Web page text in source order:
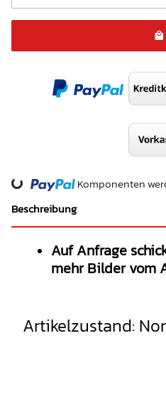
Loading...
Komponenten
Beschreibung
Auf Anfrage
mehr Bilder vom
Artikelzustand: